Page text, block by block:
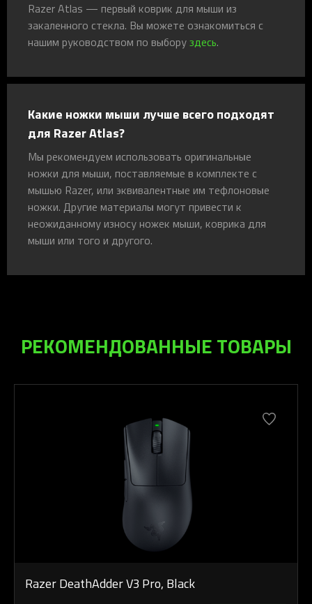
Razer Atlas — первый коврик для мыши из
закаленного стекла. Вы можете ознакомиться с
нашим руководством по выборуздесь.
Какие ножки мыши лучше всего подходят
для Razer Atlas?
Мы рекомендуем использовать оригинальные
ножки для мыши, поставляемые в комплекте с
мышью Razer, или эквивалентные им тефлоновые
ножки. Другие материалы могут привести к
неожиданному износу ножек мыши, коврика для
мыши или того и другого.
РЕКОМЕНДОВАННЫЕ ТОВАРЫ
Razer DeathAdder V3 Pro, Black